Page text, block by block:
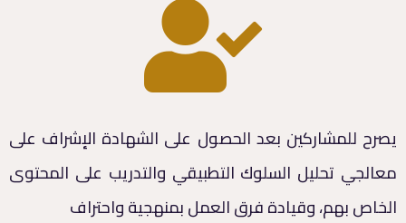
يصرح للمشاركين بعد الحصول على الشهادة الإشراف على
معالجي تحليل السلوك التطبيقي والتدريب على المحتوى
الخاص بهم، وقيادة فرق العمل بمنهجية واحتراف